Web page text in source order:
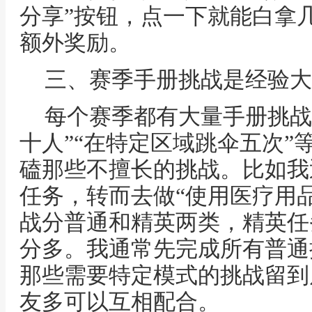
分享”按钮，点一下就能白拿
额外奖励。
三、赛季手册挑战是经验
每个赛季都有大量手册挑
十人”“在特定区域跳伞五次”
磕那些不擅长的挑战。比如
任务，转而去做“使用医疗用
战分普通和精英两类，精英
分多。我通常先完成所有普
那些需要特定模式的挑战留
友多可以互相配合。